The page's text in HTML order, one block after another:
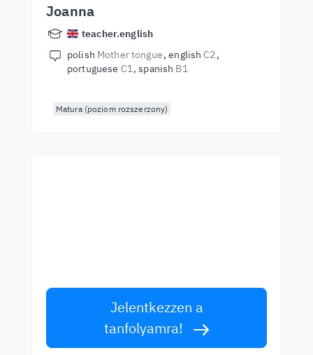
Joanna
teacher.english
polish Mother tongue english C2
portuguese C1 spanish B1
Matura (poziom rozszerzony)
Jelentkezzen a
tanfolyamra!